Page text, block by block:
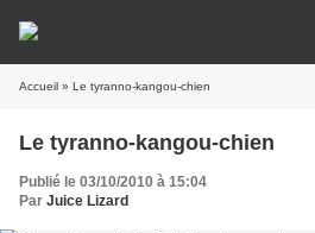
Accueil » Le tyranno-kangou-chien
Le tyranno-kangou-chien
Publié le 03/10/2010 à 15:04
Par Juice Lizard